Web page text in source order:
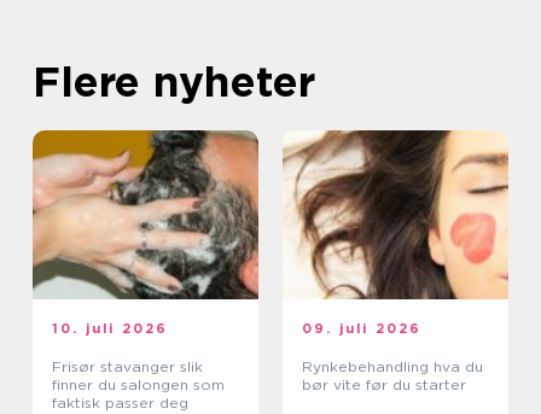
Flere nyheter
10. juli 2026
Frisør stavanger slik
finner du salongen som
faktisk passer deg
09. juli 2026
Rynkebehandling hva du
bør vite før du starter